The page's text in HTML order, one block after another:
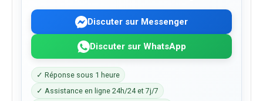
Discuter sur Messenger
Discuter sur WhatsApp
✓ Réponse sous 1 heure
✓ Assistance en ligne 24h/24 et 7j/7